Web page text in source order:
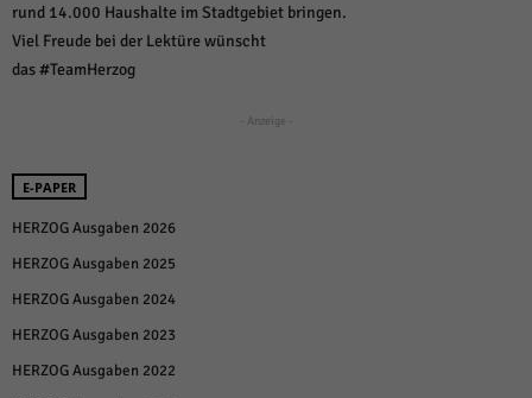
rund 14.000 Haushalte im Stadtgebiet bringen.
Viel Freude bei der Lektüre wünscht
das #TeamHerzog
- Anzeige -
E-PAPER
HERZOG Ausgaben 2026
HERZOG Ausgaben 2025
HERZOG Ausgaben 2024
HERZOG Ausgaben 2023
HERZOG Ausgaben 2022
Marketing-Cookies werden von Drittanbietern oder Publishern verwendet,
um personalisierte Werbung anzuzeigen. Sie tun dies, indem sie Besucher
über Websites hinweg verfolgen.
Inhalte von Videoplattformen und Social-Media-Plattformen werden
standardmäßig blockiert. Wenn Cookies von externen Medien akzeptiert
werden, bedarf der Zugriff auf diese Inhalte keiner manuellen Einwilligung